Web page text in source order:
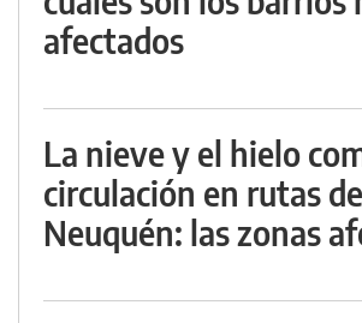
afectados
La nieve y el hielo
circulación en rutas de
Neuquén: las zonas